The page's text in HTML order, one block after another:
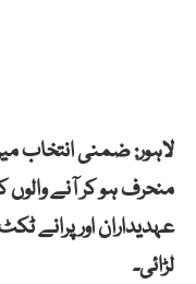
لاہور: ضمنی انتخاب
منحرف ہو کر آنے والوں
عہدیداران اور پرانے
لڑائی۔